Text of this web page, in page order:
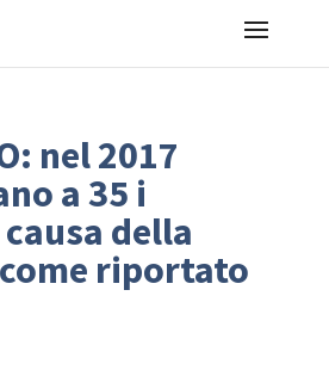
nel 2017
a 35 i
della
riportato